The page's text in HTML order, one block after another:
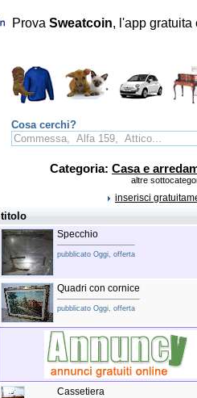
Prova Sweatcoin, l'app
Cosa cerchi?
Categoria: Casa e
altre
inserisci
titolo
Specchio
pubblicato Oggi, offerta
Quadri con cornice
pubblicato Oggi, offerta
Cassetiera